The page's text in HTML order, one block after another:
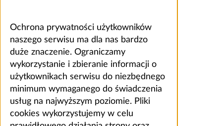
Ochrona prywatności użytkowników
naszego serwisu ma dla nas bardzo
duże znaczenie. Ograniczamy
wykorzystanie i zbieranie informacji o
użytkownikach serwisu do niezbędnego
minimum wymaganego do świadczenia
usług na najwyższym poziomie. Pliki
cookies wykorzystujemy w celu